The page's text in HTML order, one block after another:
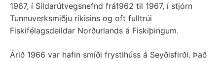
1967, í Síldarútvegsnefnd frá1962 til 1967, í stjórn
Tunnuverksmiðju ríkisins og oft fulltrúi
Fiskifélagsdeildar Norðurlands á Fiskiþingum.
Árið 1966 var hafin smíði frystihúss á Seyðisfirði. Það